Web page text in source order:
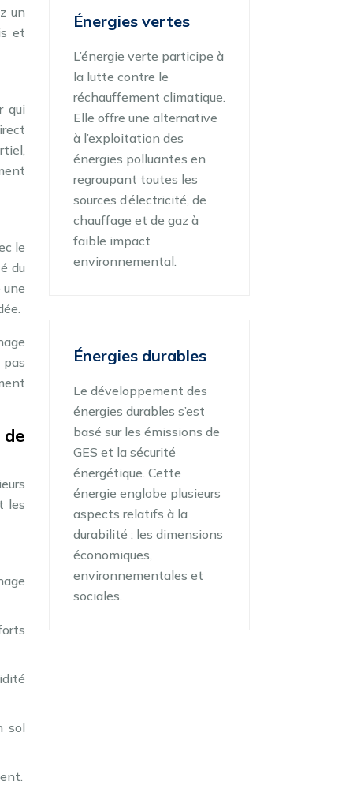
un
et
qui
le
du
les
sol
Énergies vertes
L’énergie verte participe à
la lutte contre le
réchauffement climatique.
Elle offre une alternative
à l’exploitation des
énergies polluantes en
regroupant toutes les
sources d’électricité, de
chauffage et de gaz à
faible impact
environnemental.
Énergies durables
Le développement des
énergies durables s’est
basé sur les émissions de
GES et la sécurité
énergétique. Cette
énergie englobe plusieurs
aspects relatifs à la
durabilité : les dimensions
économiques,
environnementales et
sociales.